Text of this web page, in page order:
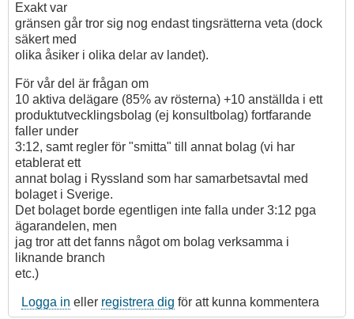
Exakt var
gränsen går tror sig nog endast tingsrätterna veta (dock
säkert med
olika åsiker i olika delar av landet).
För vår del är frågan om
10 aktiva delägare (85% av rösterna) +10 anställda i ett
produktutvecklingsbolag (ej konsultbolag) fortfarande
faller under
3:12, samt regler för "smitta" till annat bolag (vi har
etablerat ett
annat bolag i Ryssland som har samarbetsavtal med
bolaget i Sverige.
Det bolaget borde egentligen inte falla under 3:12 pga
ägarandelen, men
jag tror att det fanns något om bolag verksamma i
liknande branch
etc.)
Logga in eller registrera dig för att kunna kommentera